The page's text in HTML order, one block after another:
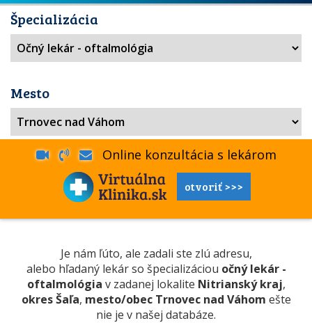
Špecializácia
Mesto
Online konzultácia s lekárom
otvoriť >>>
Je nám ľúto, ale zadali ste zlú adresu,
alebo hľadaný lekár so špecializáciou očný lekár -
oftalmológia v zadanej lokalite Nitrianský kraj,
okres Šaľa, mesto/obec Trnovec nad Váhom ešte
nie je v našej databáze.